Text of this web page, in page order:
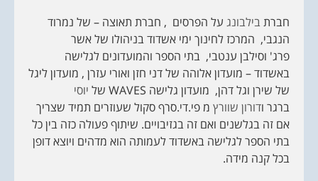
חברתבילבונג על הפרסים , חברת תאוצה – של נמרוד
הנגבי, המרכז לחינוך ימי אשדוד בניהולו של אשר
פרג' וסילבן ענטבי, בתי הספר והמועדונים לגלישה
באשדוד – מועדון אלוהה של דני חזן ואורי עזרן , מועדון ליגל
של שירן וגל דהן, מועדון גלישה WAVES של
יוסי
ברגר ודורון שוורץ מ פי.די.סרף סקול שעוזרים תמיד שצריך
אם זה בגלשנים ואם זה בגזיבויים. שיתוף פעולה כזה בין כל
בתי הספר לגלישה באשדוד לעמותה הוא מדהים ויוצא דופן
בכל קנה מידה.